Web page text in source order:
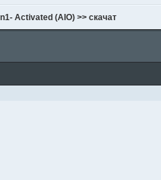
Activated (AIO) >> скачат